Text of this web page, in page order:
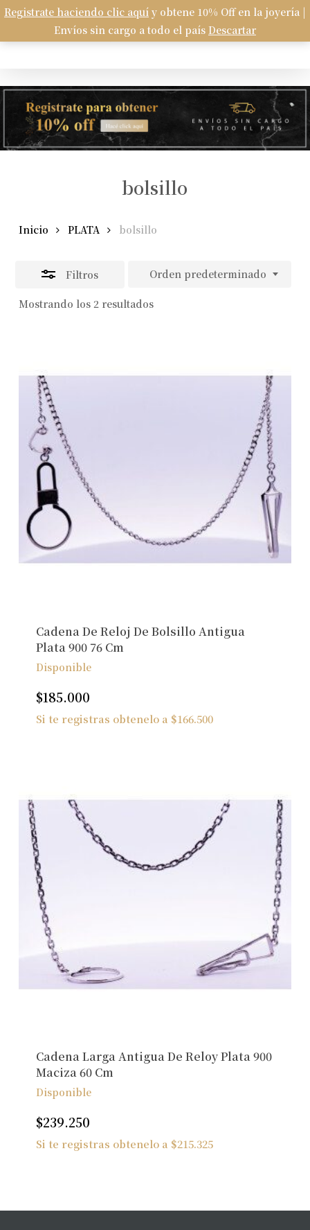
Registrate haciendo clic aquí y obtene 10% Off en la joyería |
Envíos sin cargo a todo el país Descartar
Skip
main
search
Carrito Cart
No hay productos en el carrito.
bolsillo
Inicio PLATA bolsillo
Filtros
Mostrando los 2 resultados
Orden predeterminado
Cadena De Reloj De Bolsillo Antigua
Plata 900 76 Cm
Disponible
$185.000
Si te registras obtenelo a $166.500
Cadena Larga Antigua De Reloy Plata 900
Maciza 60 Cm
Disponible
$239.250
Si te registras obtenelo a $215.325